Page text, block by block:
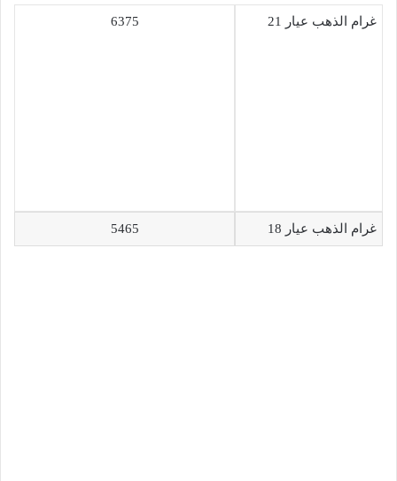
غرام الذهب عيار 21 6375
غرام الذهب عيار 18 5465